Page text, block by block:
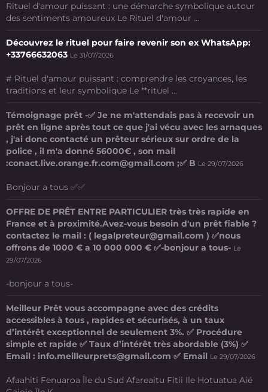
Rituel d'amour puissant : une démarche symbolique autour
des sentiments amoureux Le Rituel d'amour ...
Découvrez le rituel pour faire revenir son ex WhatsApp:
+33766632063 Le 31/07/2026
# Rituel d'amour puissant : comprendre les croyances, les
traditions et leur symbolique Le **rituel ...
Témoignage prêt -✅ Je ne m'attendais pas à recevoir un
prêt en ligne après tout ce que j'ai vécu avec les arnaques
, j'ai donc contacté un prêteur sérieux sur ordre de la
police , il m'a donné 56000€ , son mail
:conact.live.orange.fr.com@gmail.com ;✅ B Le 29/07/2026
Bonjour a tous ✅✅
OFFRE DE PRÊT ENTRE PARTICULIER très très rapide en
France et à proximité.Avez-vous besoin d'un prêt fiable ?
contactez le mail : ( legalpreteur@gmail.com ) ✅nous
offrons de 1000 € a 10 000 000 € ✅-bonjour a tous- Le
29/07/2026
-bonjour a tous-
Meilleur Prêt vous accompagne avec des crédits
accessibles à tous , rapides et sécurisés, à un taux
d’intérêt exceptionnel de seulement 3%. ✅ Procédure
simple et rapide ✅ Taux d’intérêt très abordable (3%) ✅
Email : info.meilleurprets@gmail.com ✅ Email Le 29/07/2026
Afaahiti Fenuaroa Île du Sud Afareaitu Fitii Ile Hotuatua Aié